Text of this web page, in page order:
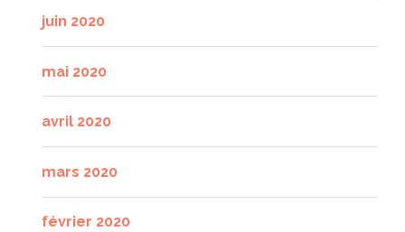
juin 2020
mai 2020
avril 2020
mars 2020
février 2020